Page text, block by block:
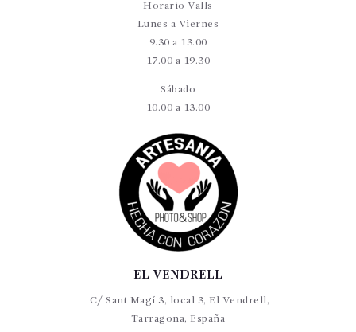
Horario Valls
Lunes a Viernes
9.30 a 13.00
17.00 a 19.30
Sábado
10.00 a 13.00
EL VENDRELL
C/ Sant Magí 3, local 3, El Vendrell,
Tarragona, España